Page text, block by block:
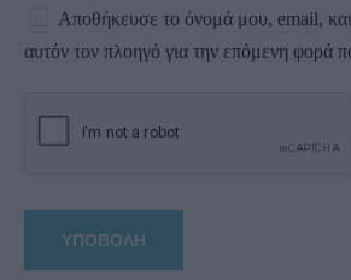
Αποθήκευσε το όνομά μου, email,
αυτόν τον πλοηγό για την επόμενη φορά